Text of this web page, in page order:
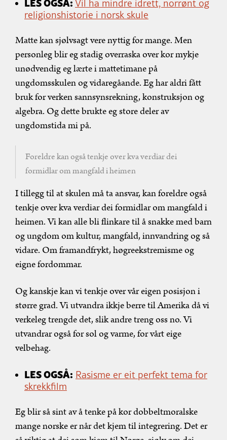
Vil ha mindre idrett, norrønt og
religionshistorie i norsk skule
Matte kan sjølvsagt vere nyttig for mange. Men
personleg blir eg stadig overraska over kor mykje
unødvendig eg lærte i mattetimane på
ungdomsskulen og vidaregåande. Eg har aldri fått
bruk for verken sannsynsrekning, konstruksjon og
algebra. Og dette brukte eg store deler av
ungdomstida mi på.
Foreldre kan også tenkje over kva verdiar dei
formidlar om mangfald i heimen
I tillegg til at skulen må ta ansvar, kan foreldre også
tenkje over kva verdiar dei formidlar om mangfald i
heimen. Vi kan alle bli flinkare til å snakke med barn
og ungdom om kultur, mangfald, innvandring og så
vidare. Om framandfrykt, høgreekstremisme og
eigne fordommar.
Og kanskje kan vi tenkje over vår eigen posisjon i
større grad. Vi utvandra ikkje berre til Amerika då vi
verkeleg trengde det, slik andre treng oss no. Vi
utvandrar også for sol og varme, for vårt eige
velbehag.
LES OGSÅ: Rasisme er eit perfekt tema for
skrekkfilm
Eg blir så sint av å tenke på kor dobbeltmoralske
mange norske er når det kjem til integrering. Det er